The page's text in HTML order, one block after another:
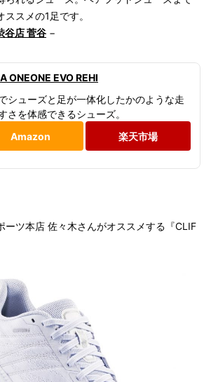
スメの1足です。
谷店 菅谷 −
ONEONE EVO REHI
シューズと足が一体化したかのような走
さを体感できるシューズ。
Amazon
楽天市場
ーツ本店 佐々木さんがオススメする『CLIF